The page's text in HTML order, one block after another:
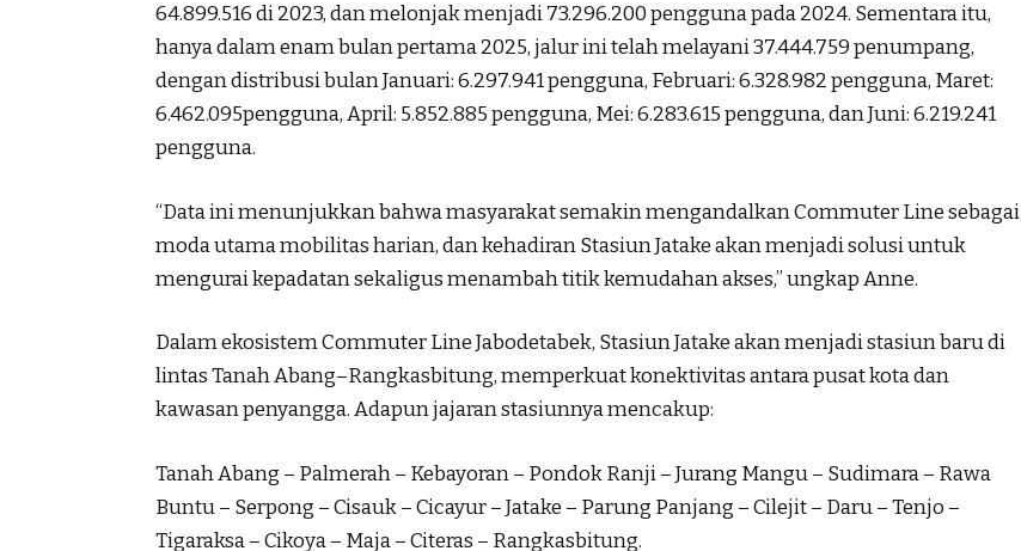
64.899.516 di 2023, dan melonjak menjadi 73.296.200 pengguna pada 2024. Sementara itu,
hanya dalam enam bulan pertama 2025, jalur ini telah melayani 37.444.759 penumpang,
dengan distribusi bulan Januari: 6.297.941 pengguna, Februari: 6.328.982 pengguna, Maret:
6.462.095pengguna, April: 5.852.885 pengguna, Mei: 6.283.615 pengguna, dan Juni: 6.219.241
pengguna.
“Data ini menunjukkan bahwa masyarakat semakin mengandalkan Commuter Line sebagai
moda utama mobilitas harian, dan kehadiran Stasiun Jatake akan menjadi solusi untuk
mengurai kepadatan sekaligus menambah titik kemudahan akses,” ungkap Anne.
Dalam ekosistem Commuter Line Jabodetabek, Stasiun Jatake akan menjadi stasiun baru di
lintas Tanah Abang–Rangkasbitung, memperkuat konektivitas antara pusat kota dan
kawasan penyangga. Adapun jajaran stasiunnya mencakup:
Tanah Abang – Palmerah – Kebayoran – Pondok Ranji – Jurang Mangu – Sudimara – Rawa
Buntu – Serpong – Cisauk – Cicayur – Jatake – Parung Panjang – Cilejit – Daru – Tenjo –
Tigaraksa – Cikoya – Maja – Citeras – Rangkasbitung.